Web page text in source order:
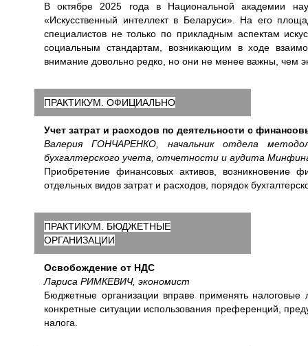
В октябре 2025 года в Национальной академии
«Искусственный интеллект в Беларуси». На его
специалистов не только по прикладным аспектам
социальным стандартам, возникающим в ходе
внимание довольно редко, но они не менее важны, чем
ПРАКТИКУМ. ОФИЦИАЛЬНО
Учет затрат и расходов по деятельности с
Валерия ГОНЧАРЕНКО, начальник отдела
бухгалтерского учета, отчетности и аудита
Приобретение финансовых активов, возникновение
отдельных видов затрат и расходов, порядок
ПРАКТИКУМ. БЮДЖЕТНЫЕ
ОРГАНИЗАЦИИ
Освобождение от НДС
Лариса РИМКЕВИЧ, экономист
Бюджетные организации вправе применять
конкретные ситуации использования преференций,
налога.